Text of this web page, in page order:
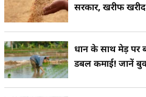
सरकार, खरीफ
धान के साथ मेड़ पर
डबल कमाई! जानें